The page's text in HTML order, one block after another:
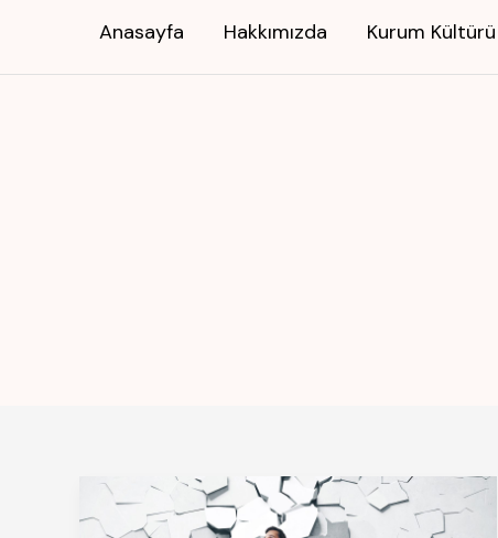
Anasayfa Hakkımızda Kurum Kültürü